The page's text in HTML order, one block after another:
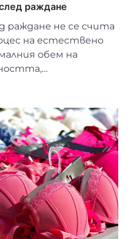
раждане
раждане не се счита
на естествено
обем на